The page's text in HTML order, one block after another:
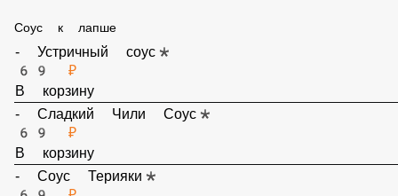
99 ₽
Соус к лапше
- Устричный соус*
69 ₽
В корзину